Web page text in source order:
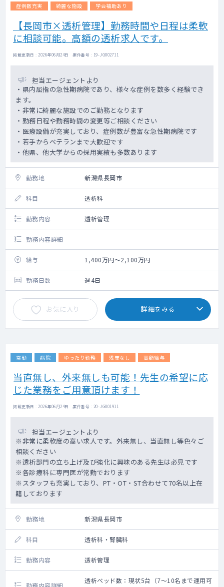
症例数充実
綺麗な施設 学会補助あり
【長岡市×透析管理】勤務時間や日程は柔軟
に相談可能。高額の透析求人です。
掲載更新日 : 2026年06月24日 案件番号 : 19-JG002711
担当エージェントより
・県内屈指の急性期病院であり、様々な症例を数多く経験でき
ます。
・非常に綺麗な施設でのご勤務となります
・勤務日程や勤務時間の変更等ご相談ください
・医療設備が充実しており、症例数が豊富な急性期病院です
・若手からベテランまで大歓迎です
・他県、他大学からの採用実績も多数あります
勤務地 新潟県長岡市
科目 透析科
勤務内容 透析管理
勤務内容詳細
給与 1,400万円～2,100万円
勤務日数 週4日
お気に入り 詳細をみる
常勤 病院 ゆったり勤務 残業なし 高額給与
当直無し、外来無しも可能！先生の希望に応
じた業務をご用意頂けます！
掲載更新日 : 2026年06月24日 案件番号 : 20-JG001911
担当エージェントより
※非常に柔軟度の高い求人です。外来無し、当直無し等色々ご
相談ください
※透析部門の立ち上げ及び強化に興味のある先生は必見です
※各診療科に専門医が常勤でおります
※スタッフも充実しており、PT・OT・ST合わせて70名以上在
籍しております
勤務地 新潟県長岡市
科目 透析科・腎臓科
勤務内容 透析管理
勤務内容詳細
透析ベッド数：現状5台（7～10名まで運用可